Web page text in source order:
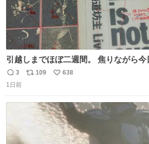
引越しまでほぼ二週間。 焦りながら
もう絶対に要らないんだけど捨てられ
から出てくる。 その代表が版下。 若い
返
信
3
リ
109
い
数
638
1日前